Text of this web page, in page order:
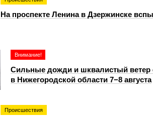
На проспекте Ленина в Дзержинске
Внимание!
Сильные дожди и шквалистый ветер
в Нижегородской области 7−8 августа
Происшествия